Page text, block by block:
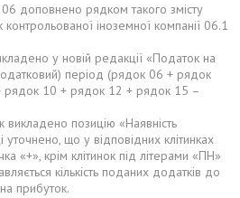
доповнено рядком такого змісту
іноземної компанії 06.1
у новій редакції «Податок на
період (рядок 06 + рядок
рядок 10 + рядок 12 + рядок 15 –
викладено позицію «Наявність
уточнено, що у відповідних клітинках
«+», крім клітинок під літерами «ПН»
кількість поданих додатків до
прибуток.